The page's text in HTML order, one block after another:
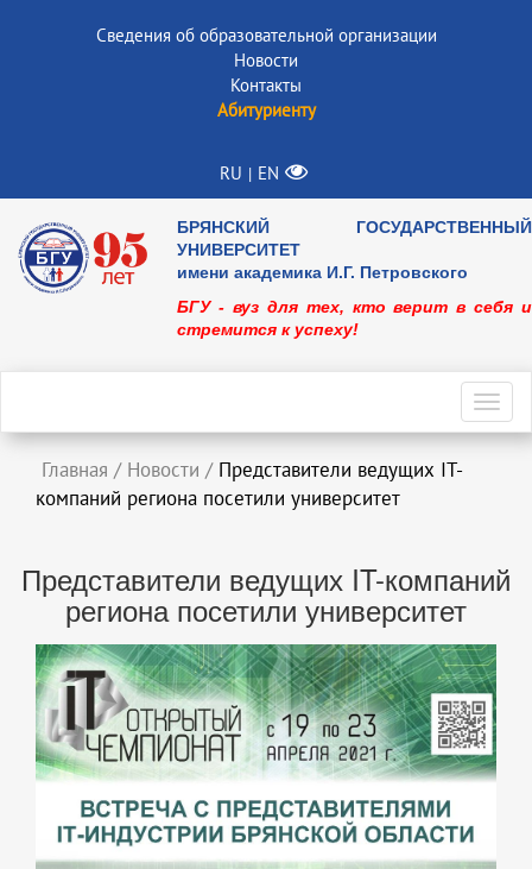
Сведения об образовательной организации
Новости
Контакты
Абитуриенту
RU | EN
БРЯНСКИЙ ГОСУДАРСТВЕННЫЙ
УНИВЕРСИТЕТ
имени академика И.Г. Петровского
БГУ - вуз для тех, кто верит в себя и
стремится к успеху!
Главная / Новости / Представители ведущих IT-
компаний региона посетили университет
Представители ведущих IT-компаний
региона посетили университет